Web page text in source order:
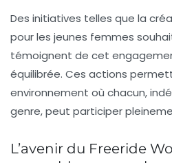
Des initiatives telles que la
pour les jeunes femmes
témoignent de cet
équilibrée. Ces actions
environnement où chacun,
genre, peut participer
L’avenir du Freeride